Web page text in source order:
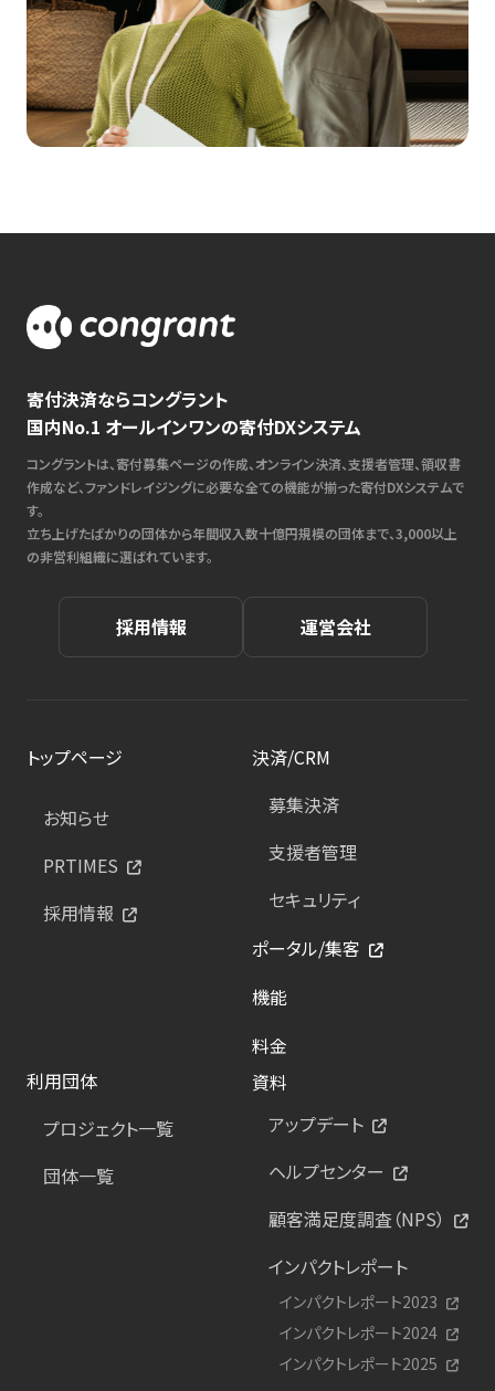
寄付決済ならコングラント
国内No.1 オールインワンの寄付DXシステム
コングラントは、寄付募集ページの作成、オンライン決済、支援者管理、領収書
作成など、ファンドレイジングに必要な全ての機能が揃った寄付DXシステムで
す。
立ち上げたばかりの団体から年間収入数十億円規模の団体まで、3,000以上
の非営利組織に選ばれています。
採用情報 運営会社
トップページ
お知らせ
PRTIMES
採用情報
決済/CRM
募集決済
支援者管理
セキュリティ
ポータル/集客
機能
料金
利用団体
プロジェクト一覧
団体一覧
資料
アップデート
ヘルプセンター
顧客満足度調査（NPS）
インパクトレポート
インパクトレポート2023
インパクトレポート2024
インパクトレポート2025